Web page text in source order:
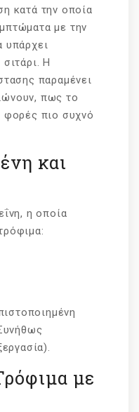
κατά την οποία
με την
υπάρχει
Η
παραμένει
πως το
φορές πιο συχνό
και
η οποία
με